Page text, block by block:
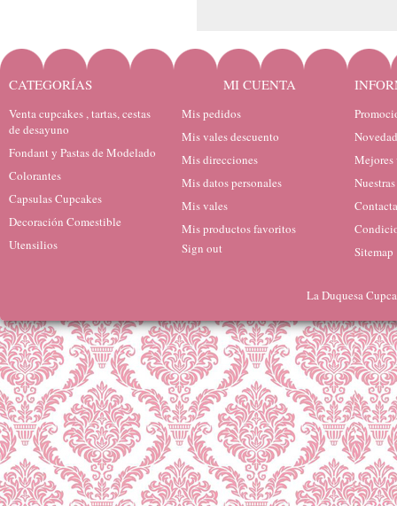
CATEGORÍAS
Venta cupcakes , tartas, cestas
de desayuno
Fondant y Pastas de Modelado
Colorantes
Capsulas Cupcakes
Decoración Comestible
Utensilios
MI CUENTA
Mis pedidos
Mis vales descuento
Mis direcciones
Mis datos personales
Mis vales
Mis productos favoritos
Sign out
Mejores
Sitemap
La Duquesa